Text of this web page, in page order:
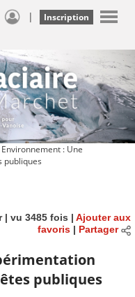
| Inscription
: Une
publiques
| vu 3485 fois | Ajouter aux
favoris| Partager
publiques